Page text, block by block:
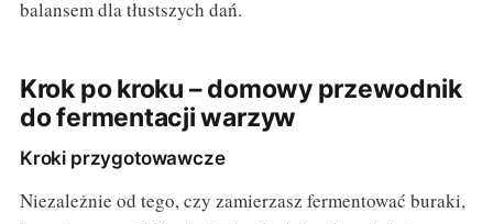
balansem dla tłustszych dań.
Krok po kroku – domowy przewodnik
do fermentacji warzyw
Kroki przygotowawcze
Niezależnie od tego, czy zamierzasz fermentować buraki,